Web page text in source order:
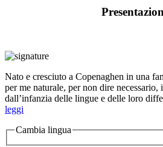
Nato e cresciuto a Copenaghen in una
per me naturale, per non dire necessario,
dall’infanzia delle lingue e delle loro
leggi
Cambia lingua